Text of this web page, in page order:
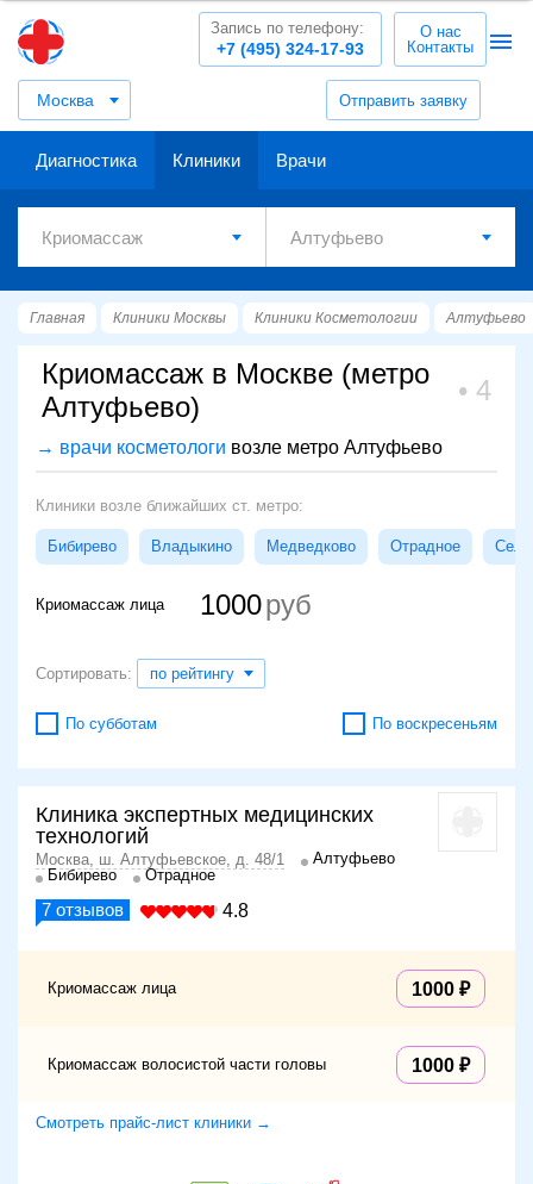
Москва Отправить заявку
+7 (495) 324-17-93
Запись по телефону:
О нас
Контакты
Диагностика Клиники Врачи
Главная Клиники Москвы Клиники Косметологии Алтуфьево
Криомассаж в Москве (метро
Алтуфьево)
4
→ врачи косметологи возле метро Алтуфьево
Клиники возле ближайших ст. метро:
Бибирево Владыкино Медведково Отрадное
Криомассаж лица 1000
Сортировать: по рейтингу
По субботам По воскресеньям
Клиника экспертных медицинских
технологий
Москва, ш. Алтуфьевское, д. 48/1
Алтуфьево
Бибирево
Отрадное
7 отзывов 4.8
Криомассаж лица 1000
Криомассаж волосистой части головы 1000
Смотреть прайс-лист клиники →